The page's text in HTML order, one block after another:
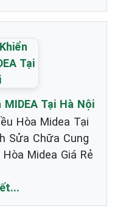
Tại Hà Nội
Hòa Midea Tại
Sửa Chữa Cung
Midea Giá Rẻ